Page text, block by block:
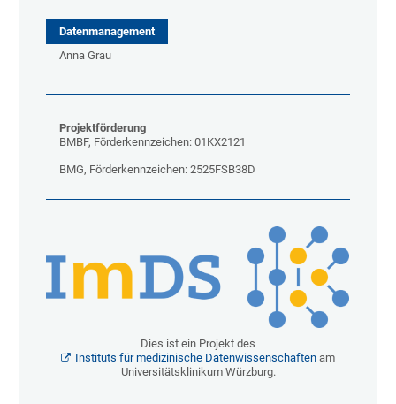
Datenmanagement
Anna Grau
Projektförderung
BMBF, Förderkennzeichen: 01KX2121
BMG, Förderkennzeichen: 2525FSB38D
Dies ist ein Projekt des
Instituts für medizinische Datenwissenschaften am
Universitätsklinikum Würzburg.